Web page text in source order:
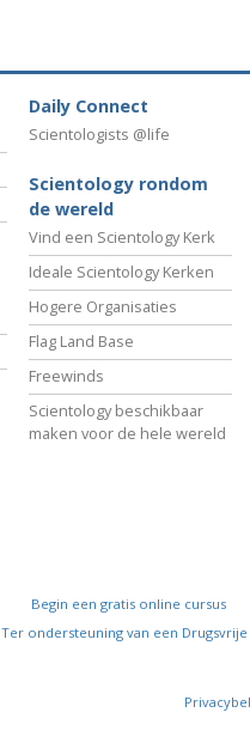
Daily Connect
Scientologists @life
Scientology rondom
de wereld
Vind een Scientology Kerk
Ideale Scientology Kerken
Hogere Organisaties
Flag Land Base
Freewinds
Scientology beschikbaar
maken voor de hele wereld
Begin een gratis online cursus
Ter ondersteuning van een Drugsvrije